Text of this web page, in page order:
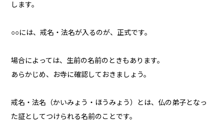
します。
○○には、戒名・法名が入るのが、正式です。
場合によっては、生前の名前のときもあります。
あらかじめ、お寺に確認しておきましょう。
戒名・法名（かいみょう・ほうみょう）とは、仏の弟子となっ
た証としてつけられる名前のことです。